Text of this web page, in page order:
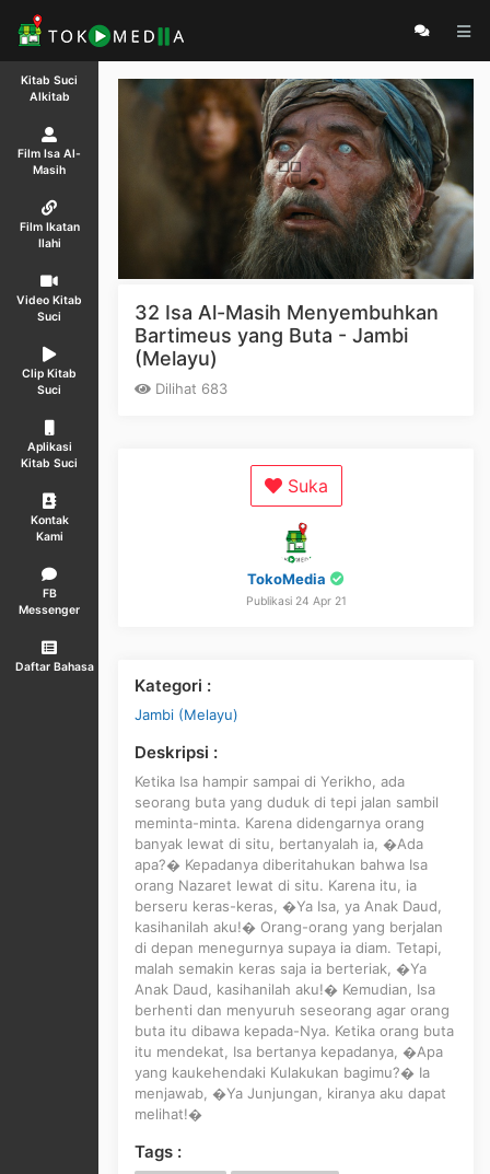
Kitab Suci
Alkitab
Film Isa Al-
Masih
Film Ikatan
Ilahi
Video Kitab
Suci
Clip Kitab
Suci
Aplikasi
Kitab Suci
Kontak
Kami
FB
Messenger
Daftar Bahasa
32 Isa Al-Masih Menyembuhkan
Bartimeus yang Buta - Jambi
(Melayu)
Dilihat 683
Suka
TokoMedia
Publikasi 24 Apr 21
Kategori :
Jambi (Melayu)
Deskripsi :
Ketika Isa hampir sampai di Yerikho, ada
seorang buta yang duduk di tepi jalan sambil
meminta-minta. Karena didengarnya orang
banyak lewat di situ, bertanyalah ia, �Ada
apa?� Kepadanya diberitahukan bahwa Isa
orang Nazaret lewat di situ. Karena itu, ia
berseru keras-keras, �Ya Isa, ya Anak Daud,
kasihanilah aku!� Orang-orang yang berjalan
di depan menegurnya supaya ia diam. Tetapi,
malah semakin keras saja ia berteriak, �Ya
Anak Daud, kasihanilah aku!� Kemudian, Isa
berhenti dan menyuruh seseorang agar orang
buta itu dibawa kepada-Nya. Ketika orang buta
itu mendekat, Isa bertanya kepadanya, �Apa
yang kaukehendaki Kulakukan bagimu?� Ia
menjawab, �Ya Junjungan, kiranya aku dapat
melihat!�
Tags :